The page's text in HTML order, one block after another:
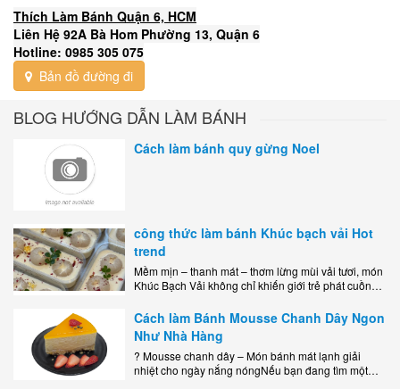
Thích Làm Bánh Quận 6, HCM
Liên Hệ 92A Bà Hom Phường 13, Quận 6
Hotline: 0985 305 075
Bản đồ đường đi
BLOG HƯỚNG DẪN LÀM BÁNH
Cách làm bánh quy gừng Noel
công thức làm bánh Khúc bạch vải Hot
trend
Mềm mịn – thanh mát – thơm lừng mùi vải tươi, món
Khúc Bạch Vải không chỉ khiến giới trẻ phát cuồng
Cách làm Bánh Mousse Chanh Dây Ngon
Như Nhà Hàng
? Mousse chanh dây – Món bánh mát lạnh giải
nhiệt cho ngày nắng nóngNếu bạn đang tìm một